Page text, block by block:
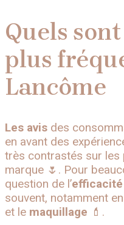
Quels
plus
Lancôme
Les avis des
en avant des
très contrastés sur les
marque 🌷. Pour
question de l’efficacité
souvent, notamment
et le maquillage 💄.